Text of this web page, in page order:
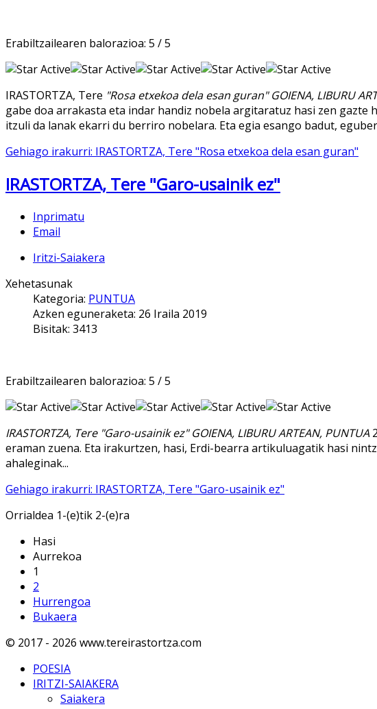
Erabiltzailearen balorazioa: 5 /5
IRASTORTZA, Tere "Rosa etxekoa dela esan guran" GOIENA, LIBURU
gabe doa arrakasta eta indar handiz nobela argitaratuz hasi zen
itzuli da lanak ekarri du berriro nobelara. Eta egia esango badut,
Gehiago irakurri: IRASTORTZA, Tere "Rosa etxekoa dela esan guran"
IRASTORTZA, Tere "Garo-usainik ez"
Inprimatu
Email
Iritzi-Saiakera
Xehetasunak
Kategoria: PUNTUA
Azken eguneraketa: 26 Iraila 2019
Bisitak: 3413
Erabiltzailearen balorazioa: 5 /5
IRASTORTZA, Tere "Garo-usainik ez" GOIENA, LIBURU ARTEAN, PUNTUA
eraman zuena. Eta irakurtzen, hasi, Erdi-bearra artikuluagatik hasi
ahaleginak...
Gehiago irakurri: IRASTORTZA, Tere "Garo-usainik ez"
Orrialdea 1-(e)tik 2-(e)ra
Hasi
Aurrekoa
1
2
Hurrengoa
Bukaera
© 2017 - 2026 www.tereirastortza.com
POESIA
IRITZI-SAIAKERA
Saiakera